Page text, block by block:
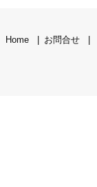
Home お問合せ